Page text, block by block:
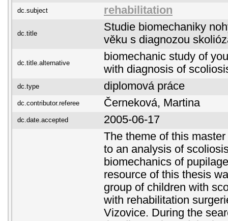
dc.subject rehabilitation
dc.title
Studie biomechaniky
věku s diagnozou
dc.title.alternative
biomechanic study of
with diagnosis of
dc.type diplomová práce
dc.contributor.referee Černeková, Martina
dc.date.accepted 2005-06-17
The theme of this
to an analysis of
biomechanics of
resource of this thesis
group of children with
with rehabilitation
Vizovice. During the